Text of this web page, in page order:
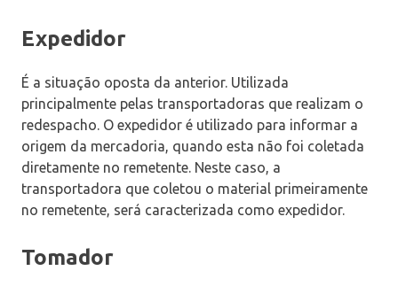
Expedidor
É a situação oposta da anterior. Utilizada
principalmente pelas transportadoras que realizam o
redespacho. O expedidor é utilizado para informar a
origem da mercadoria, quando esta não foi coletada
diretamente no remetente. Neste caso, a
transportadora que coletou o material primeiramente
no remetente, será caracterizada como expedidor.
Tomador